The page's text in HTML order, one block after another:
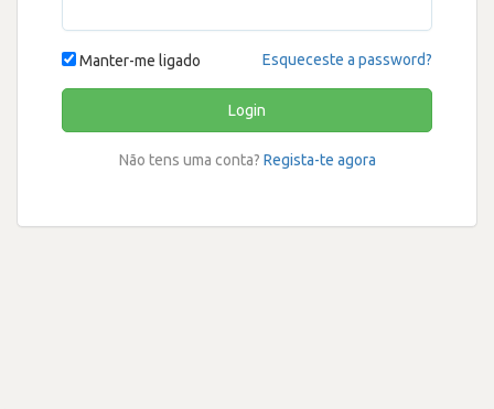
Manter-me ligado Esqueceste a password?
Login
Não tens uma conta? Regista-te agora